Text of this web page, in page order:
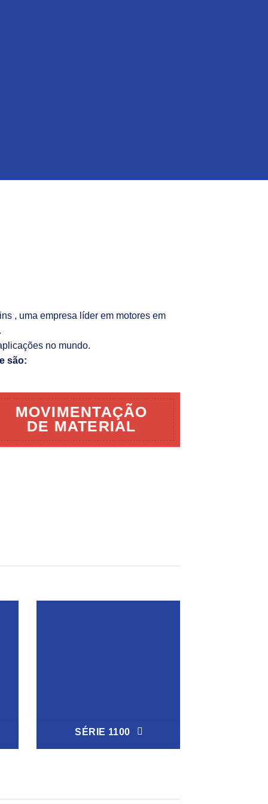
, uma empresa líder em motores em
no mundo.
são:
MOVIMENTAÇÃO
DE MATERIAL
SÉRIE 1100